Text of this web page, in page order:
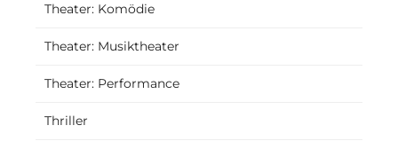
Theater: Komödie
Theater: Musiktheater
Theater: Performance
Thriller